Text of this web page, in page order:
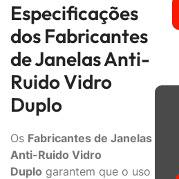
Especificações
dos Fabricantes
de Janelas Anti-
Ruido Vidro
Duplo
Os Fabricantes de Janelas
Anti-Ruido Vidro
Duplo garantem que o uso